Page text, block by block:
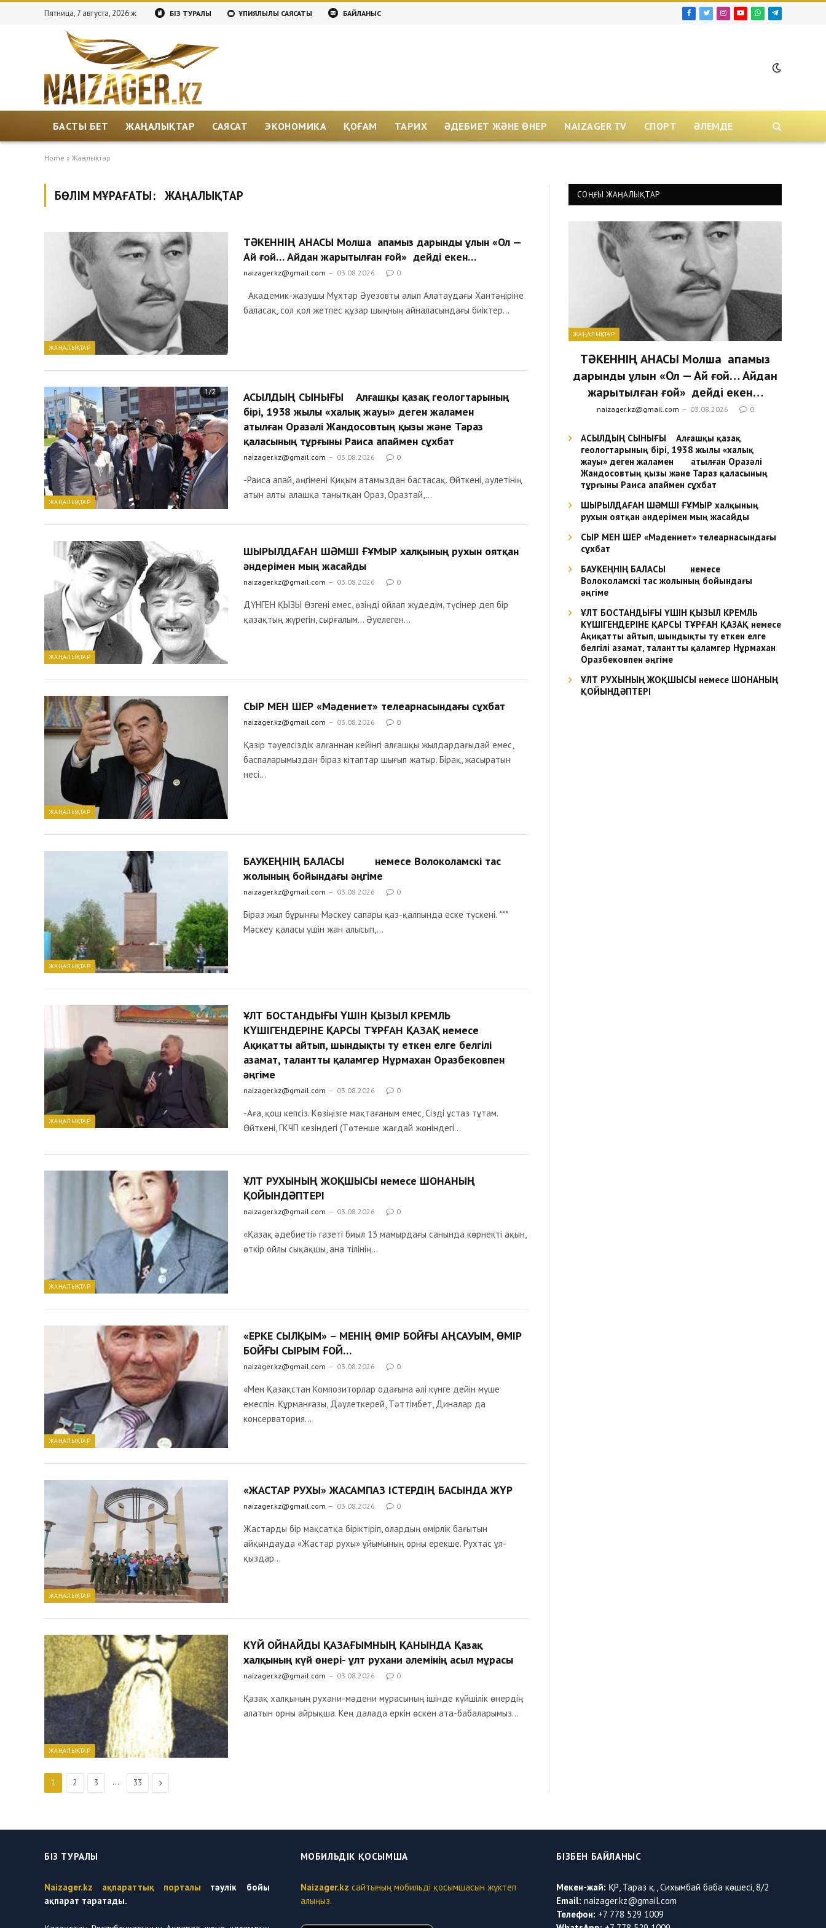
Пятница, 7 августа, 2026 ж БІЗ ТУРАЛЫ ҚҰПИЯЛЫЛЫҚ САЯСАТЫ БАЙЛАНЫС Facebook
TwitterInstagram
YouTubeWhatsAppTelegram
БАСТЫ БЕТ ЖАҢАЛЫҚТАР САЯСАТ ЭКОНОМИКА ҚОҒАМ ТАРИХ ӘДЕБИЕТ ЖӘНЕ ӨНЕР NAIZAGER TV СПОРТ ӘЛЕМДЕ
Home » Жаңалықтар
БӨЛІМ МҰРАҒАТЫ: ЖАҢАЛЫҚТАР
ЖАҢАЛЫҚТАР
ТӘКЕННІҢ АНАСЫ Молша апамыз дарынды ұлын «Ол —
Ай ғой… Айдан жарытылған ғой» дейді екен…
naizager.kz@gmail.com 03.08.2026 0
Академик-жазушы Мұхтар Әуезовты алып Алатаудағы Хантәңіріне
баласақ, сол қол жетпес құзар шыңның айналасындағы биіктер…
ЖАҢАЛЫҚТАР
АСЫЛДЫҢ СЫНЫҒЫ Алғашқы қазақ геологтарының
бірі, 1938 жылы «халық жауы» деген жаламен
атылған Оразәлі Жандосовтың қызы және Тараз
қаласының тұрғыны Раиса апаймен сұхбат
naizager.kz@gmail.com 03.08.2026 0
-Раиса апай, әңгімені Қиқым атамыздан бастасақ. Өйткені, әулетінің
атын алты алашқа танытқан Ораз, Оразтай,…
ЖАҢАЛЫҚТАР
ШЫРЫЛДАҒАН ШӘМШІ ҒҰМЫР халқының рухын оятқан
әндерімен мың жасайды
naizager.kz@gmail.com 03.08.2026 0
ДҮНГЕН ҚЫЗЫ Өзгені емес, өзіңді ойлап жүдедім, түсінер деп бір
қазақтың жүрегін, сырғалым… Әуелеген…
ЖАҢАЛЫҚТАР
СЫР МЕН ШЕР «Мәдениет» телеарнасындағы сұхбат
naizager.kz@gmail.com 03.08.2026 0
Қазір тәуелсіздік алғаннан кейінгі алғашқы жылдардағыдай емес,
баспаларымыздан біраз кітаптар шығып жатыр. Бірақ, жасыратын
несі…
ЖАҢАЛЫҚТАР
БАУКЕҢНІҢ БАЛАСЫ немесе Волоколамскі тас
жолының бойындағы әңгіме
naizager.kz@gmail.com 03.08.2026 0
Біраз жыл бұрынғы Мәскеу сапары қаз-қалпында еске түскені. ***
Мәскеу қаласы үшін жан алысып,…
ЖАҢАЛЫҚТАР
ҰЛТ БОСТАНДЫҒЫ ҮШІН ҚЫЗЫЛ КРЕМЛЬ
КҮШІГЕНДЕРІНЕ ҚАРСЫ ТҰРҒАН ҚАЗАҚ немесе
Ақиқатты айтып, шындықты ту еткен елге белгілі
азамат, талантты қаламгер Нұрмахан Оразбековпен
әңгіме
naizager.kz@gmail.com 03.08.2026 0
-Аға, қош кепсіз. Көзіңізге мақтағаным емес, Сізді ұстаз тұтам.
Өйткені, ГКЧП кезіндегі (Төтенше жағдай жөніндегі…
ЖАҢАЛЫҚТАР
ҰЛТ РУХЫНЫҢ ЖОҚШЫСЫ немесе ШОНАНЫҢ
ҚОЙЫНДӘПТЕРІ
naizager.kz@gmail.com 03.08.2026 0
«Қазақ әдебиеті» газеті биыл 13 мамырдағы санында көрнек­ті ақын,
өткір ойлы сықақшы, ана тілінің…
ЖАҢАЛЫҚТАР
«ЕРКЕ СЫЛҚЫМ» – МЕНІҢ ӨМІР БОЙҒЫ АҢСАУЫМ, ӨМІР
БОЙҒЫ СЫРЫМ ҒОЙ…
naizager.kz@gmail.com 03.08.2026 0
«Мен Қазақстан Композиторлар одағына әлі күнге дейін мүше
емеспін. Құрманғазы, Дәулеткерей, Тәттімбет, Диналар да
консерватория…
ЖАҢАЛЫҚТАР
«ЖАСТАР РУХЫ» ЖАСАМПАЗ ІСТЕРДІҢ БАСЫНДА ЖҮР
naizager.kz@gmail.com 03.08.2026 0
Жастарды бір мақсатқа біріктіріп, олардың өмірлік бағытын
айқындауда «Жастар рухы» ұйымының орны ерекше. Рухтас ұл-
қыздар…
ЖАҢАЛЫҚТАР
КҮЙ ОЙНАЙДЫ ҚАЗАҒЫМНЫҢ ҚАНЫНДА Қазақ
халқының күй өнері- ұлт рухани әлемінің асыл мұрасы
naizager.kz@gmail.com 03.08.2026 0
Қазақ халқының рухани-мәдени мұрасының ішінде күйшілік өнердің
алатын орны айрықша. Кең далада еркін өскен ата-бабаларымыз…
1 2 3 … 33 Next
СОҢҒЫ ЖАҢАЛЫҚТАР
ЖАҢАЛЫҚТАР
ТӘКЕННІҢ АНАСЫ Молша апамыз
дарынды ұлын «Ол — Ай ғой… Айдан
жарытылған ғой» дейді екен…
naizager.kz@gmail.com 03.08.2026 0
АСЫЛДЫҢ СЫНЫҒЫ Алғашқы қазақ
геологтарының бірі, 1938 жылы «халық
жауы» деген жаламен атылған Оразәлі
Жандосовтың қызы және Тараз қаласының
тұрғыны Раиса апаймен сұхбат
ШЫРЫЛДАҒАН ШӘМШІ ҒҰМЫР халқының
рухын оятқан әндерімен мың жасайды
СЫР МЕН ШЕР «Мәдениет» телеарнасындағы
сұхбат
БАУКЕҢНІҢ БАЛАСЫ немесе
Волоколамскі тас жолының бойындағы
әңгіме
ҰЛТ БОСТАНДЫҒЫ ҮШІН ҚЫЗЫЛ КРЕМЛЬ
КҮШІГЕНДЕРІНЕ ҚАРСЫ ТҰРҒАН ҚАЗАҚ немесе
Ақиқатты айтып, шындықты ту еткен елге
белгілі азамат, талантты қаламгер Нұрмахан
Оразбековпен әңгіме
ҰЛТ РУХЫНЫҢ ЖОҚШЫСЫ немесе ШОНАНЫҢ
ҚОЙЫНДӘПТЕРІ
БІЗ ТУРАЛЫ
Naizager.kz ақпараттық порталы тәулік бойы
ақпарат таратады.
МОБИЛЬДІК ҚОСЫМША
Naizager.kz сайтының мобильді қосымшасын жүктеп
алыңыз.
БІЗБЕН БАЙЛАНЫС
Мекен-жай: ҚР, Тараз қ., Сихымбай баба көшесі, 8/2
Email: naizager.kz@gmail.com
Телефон: +7 778 529 1009